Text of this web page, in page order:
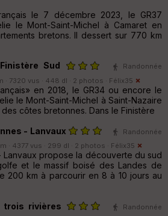
le 7 décembre 2023, le GR37
le Mont-Saint-Michel à Camaret en
bretons. Il dessert sur 770 km
Sud
Randonnée
· 7320 vus · 448 dl · 2 photos · Félix35
en 2018, le GR34 ou encore le
le Mont-Saint-Michel à Saint-Nazaire
côtes bretonnes. Dans le Finistère
- Lanvaux
Randonnée
· 4377 vus · 299 dl · 2 photos · Félix35
Lanvaux propose la découverte du sud
et le massif boisé des Landes de
200 km à parcourir en 8 à 10 jours au
trois rivières
Randonnée